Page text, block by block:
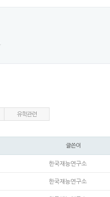
유학관련
글쓴이
한국재능연구소
한국재능연구소